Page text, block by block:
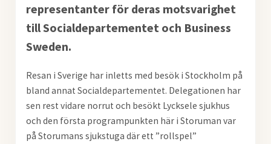
representanter för deras motsvarighet
till Socialdepartementet och Business
Sweden.
Resan i Sverige har inletts med besök i Stockholm på
bland annat Socialdepartementet. Delegationen har
sen rest vidare norrut och besökt Lycksele sjukhus
och den första programpunkten här i Storuman var
på Storumans sjukstuga där ett ”rollspel”